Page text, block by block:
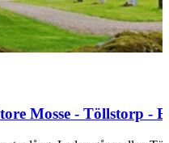
Mosse - Töllstorp -